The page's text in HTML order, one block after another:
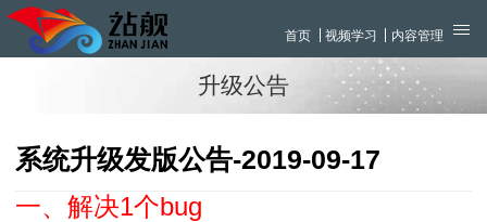
首页 视频学习 内容管理
升级公告
系统升级发版公告-2019-09-17
一、解决1个bug